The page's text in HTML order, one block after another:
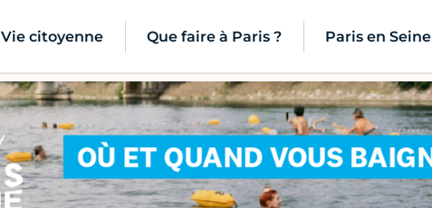
Vie citoyenne Que faire à Paris ? Paris en Seine